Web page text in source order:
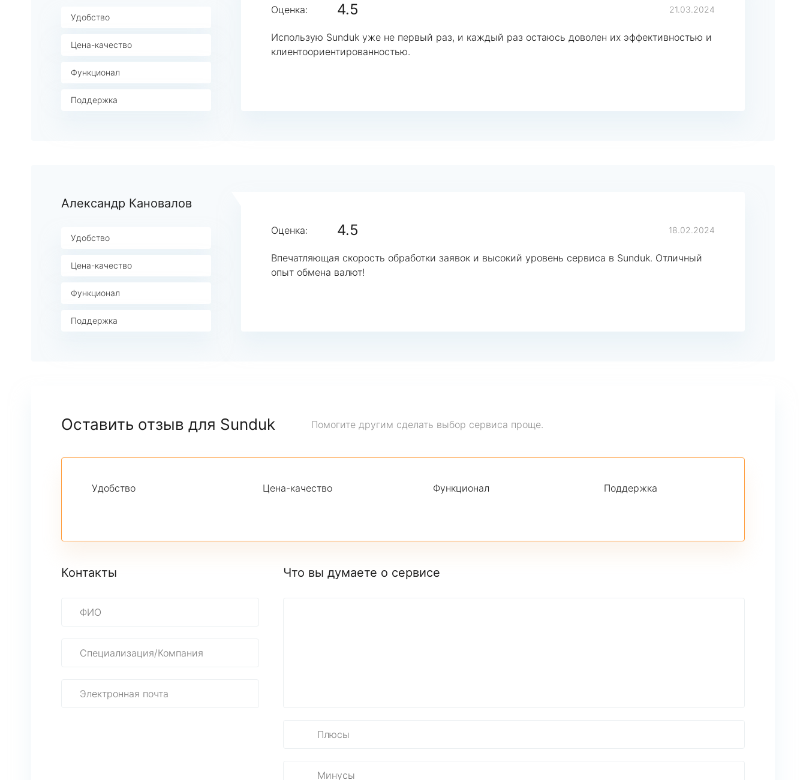
Удобство
Цена-качество
Функционал
Поддержка
Оценка: 4.5 21.03.2024
Использую Sunduk уже не первый раз, и каждый раз остаюсь доволен их эффективностью и
клиентоориентированностью.
Александр Кановалов
Удобство
Цена-качество
Функционал
Поддержка
Оценка: 4.5 18.02.2024
Впечатляющая скорость обработки заявок и высокий уровень сервиса в Sunduk. Отличный
опыт обмена валют!
Оставить отзыв для Sunduk Помогите другим сделать выбор сервиса проще.
Удобство Цена-качество Функционал Поддержка
Контакты Что вы думаете о сервисе